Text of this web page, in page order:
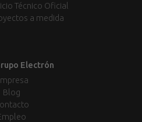
Técnico Oficial
a medida
Electrón
Blog